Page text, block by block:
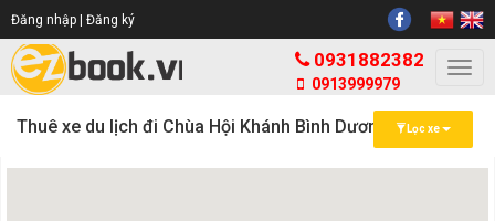
Đăng nhập | Đăng ký
0931882382
0913999979
Thuê xe du lịch đi Chùa Hội Khánh Bình Dương Lọc xe